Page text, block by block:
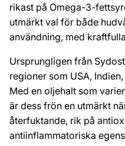
rikast på Omega-3-
utmärkt val för både
användning, med
Ursprungligen från
regioner som USA,
Med en oljehalt som
är dess frön en utmärkt
återfuktande, rik på
antiinflammatoriska